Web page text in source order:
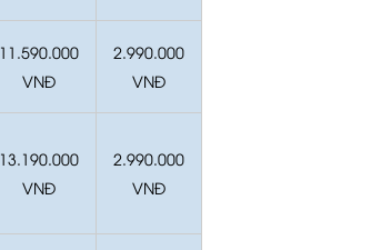
11.590.000
VNĐ
2.990.000
VNĐ
13.190.000
VNĐ
2.990.000
VNĐ